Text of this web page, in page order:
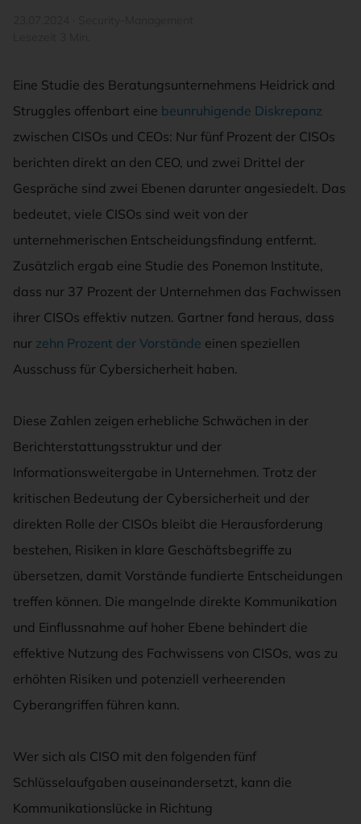
Eine Studie des Beratungsunternehmens Heidrick and
Struggles offenbart eine beunruhigende Diskrepanz
zwischen CISOs und CEOs: Nur fünf Prozent der CISOs
berichten direkt an den CEO, und zwei Drittel der
Gespräche sind zwei Ebenen darunter angesiedelt. Das
bedeutet, viele CISOs sind weit von der
unternehmerischen Entscheidungsfindung entfernt.
Zusätzlich ergab eine Studie des Ponemon Institute,
dass nur 37 Prozent der Unternehmen das Fachwissen
ihrer CISOs effektiv nutzen. Gartner fand heraus, dass
nur zehn Prozent der Vorstände einen speziellen
Ausschuss für Cybersicherheit haben.
Diese Zahlen zeigen erhebliche Schwächen in der
Berichterstattungsstruktur und der
Informationsweitergabe in Unternehmen. Trotz der
kritischen Bedeutung der Cybersicherheit und der
direkten Rolle der CISOs bleibt die Herausforderung
bestehen, Risiken in klare Geschäftsbegriffe zu
übersetzen, damit Vorstände fundierte Entscheidungen
treffen können. Die mangelnde direkte Kommunikation
und Einflussnahme auf hoher Ebene behindert die
effektive Nutzung des Fachwissens von CISOs, was zu
erhöhten Risiken und potenziell verheerenden
Cyberangriffen führen kann.
Wer sich als CISO mit den folgenden fünf
Schlüsselaufgaben auseinandersetzt, kann die
Kommunikationslücke in Richtung